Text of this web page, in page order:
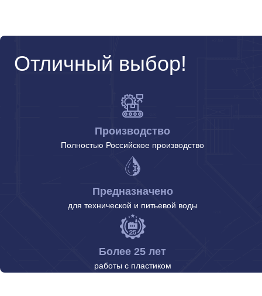
Отличный выбор!
Производство
Полностью Российское производство
Предназначено
для технической и питьевой воды
Более 25 лет
работы с пластиком